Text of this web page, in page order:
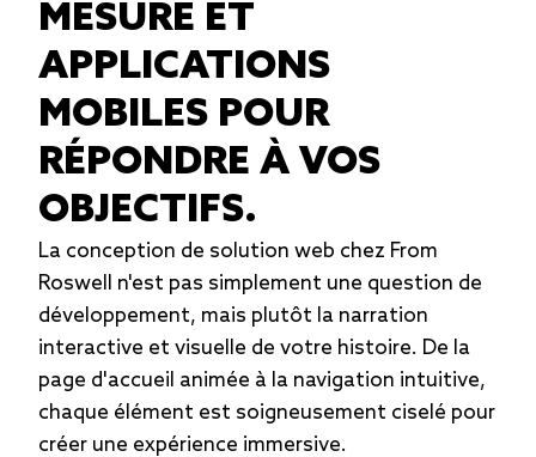
MESURE ET
APPLICATIONS
MOBILES POUR
RÉPONDRE À VOS
OBJECTIFS.
La conception de solution web chez From
Roswell n'est pas simplement une question de
développement, mais plutôt la narration
interactive et visuelle de votre histoire. De la
page d'accueil animée à la navigation intuitive,
chaque élément est soigneusement ciselé pour
créer une expérience immersive.